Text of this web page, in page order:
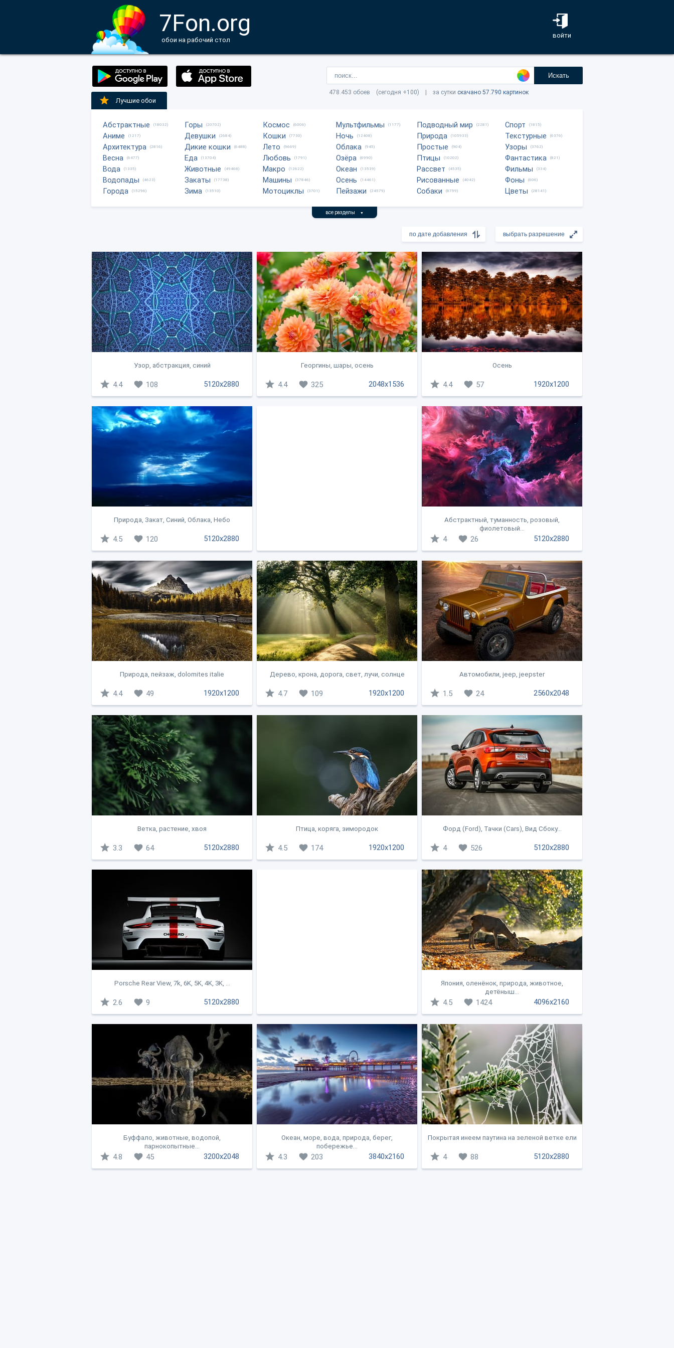
7Fon.org
обои на рабочий стол
войти
Искать
478.453 обоев (сегодня +100) | за сутки скачано 57.790 картинок
Лучшие обои
Абстрактные (18032)
Аниме (1217)
Архитектура (2816)
Весна (6477)
Вода (1335)
Водопады (4623)
Города (15296)
Горы (20702)
Девушки (2684)
Дикие кошки (6488)
Еда (13704)
Животные (49468)
Закаты (17738)
Зима (13510)
Космос (6006)
Кошки (7730)
Лето (9669)
Любовь (1791)
Макро (12622)
Машины (37846)
Мотоциклы (3701)
Мультфильмы (1177)
Ночь (12408)
Облака (945)
Озёра (6990)
Океан (13539)
Осень (14461)
Пейзажи (24579)
Подводный мир (2281)
Природа (105933)
Простые (904)
Птицы (10202)
Рассвет (4535)
Рисованные (4042)
Собаки (8759)
Спорт (1815)
Текстурные (6376)
Узоры (3762)
Фантастика (821)
Фильмы (334)
Фоны (606)
Цветы (28141)
все разделы ▼
Узор, абстракция, синий
5120x2880
4.4 108
Георгины, шары, осень
2048x1536
4.4 325
Осень
1920x1200
4.4 57
Природа, Закат, Синий, Облака, Небо
5120x2880
4.5 120
Абстрактный, туманность, розовый,
фиолетовый...
5120x2880
4 26
Природа, пейзаж, dolomites italie
1920x1200
4.4 49
Дерево, крона, дорога, свет, лучи, солнце
1920x1200
4.7 109
Автомобили, jeep, jeepster
2560x2048
1.5 24
Ветка, растение, хвоя
5120x2880
3.3 64
Птица, коряга, зимородок
1920x1200
4.5 174
Форд (Ford), Тачки (Cars), Вид Сбоку...
5120x2880
4 526
Porsche Rear View, 7k, 6K, 5K, 4K, 3K, ...
5120x2880
2.6 9
Япония, оленёнок, природа, животное,
детёныш...
4096x2160
4.5 1424
Буффало, животные, водопой,
парнокопытные...
3200x2048
4.8 45
Океан, море, вода, природа, берег,
побережье...
3840x2160
4.3 203
Покрытая инеем паутина на зеленой ветке ели
5120x2880
4 88